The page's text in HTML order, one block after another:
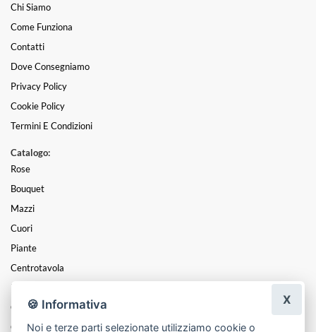
Chi Siamo
Come Funziona
Contatti
Dove Consegniamo
Privacy Policy
Cookie Policy
Termini E Condizioni
Catalogo:
Rose
Bouquet
Mazzi
Cuori
Piante
Centrotavola
Funebre
Coroncine
Composizioni
🍪 Informativa
Noi e terze parti selezionate utilizziamo cookie o
X